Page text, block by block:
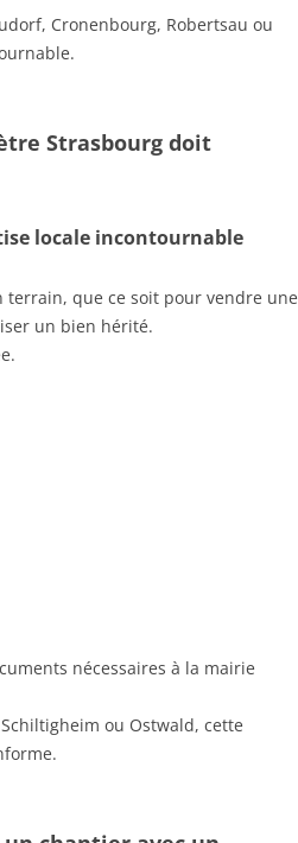
Cronenbourg, Robertsau ou
Strasbourg doit
locale incontournable
que ce soit pour vendre une
un bien hérité.
nécessaires à la mairie
ou Ostwald, cette